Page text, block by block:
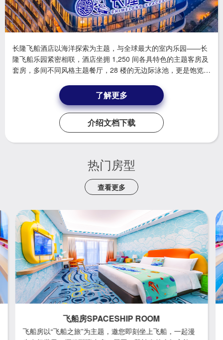
长隆飞船酒店以海洋探索为主题，与全球最大的室内乐园——长
隆飞船乐园紧密相联，酒店坐拥 1,250 间各具特色的主题客房及
套房，多间不同风格主题餐厅，28 楼的无边际泳池，更是饱览度
地。酒店依托丰富的珍稀海洋生物展览、科普教育、大型演艺节
目及互动游乐设施等园区资源，为您开启一段奇妙独特的科普探
了解更多
介绍文档下载
热门房型
查看更多
飞船房SPACESHIP ROOM
飞船房以“飞船之旅”为主题，邀您即刻坐上飞船，一起漫